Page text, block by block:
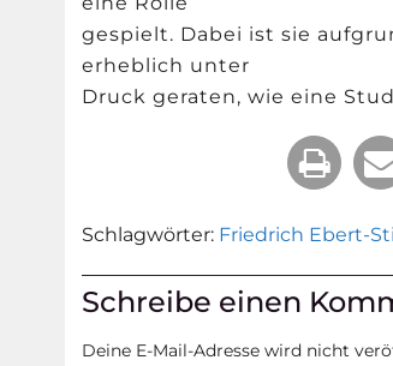
gespielt. Dabei ist sie
erheblich unter
Druck geraten, wie eine
Schlagwörter: Friedrich Ebert-
Schreibe einen
Deine E-Mail-Adresse wird nicht